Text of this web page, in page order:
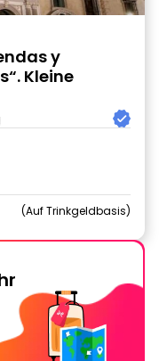
y
Kleine
Auf Trinkgeldbasis